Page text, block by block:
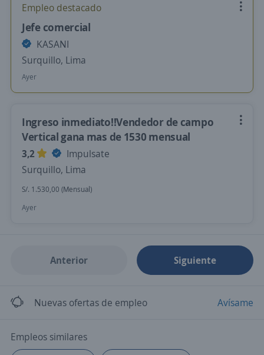
Empleo destacado
Jefe comercial
KASANI
Surquillo, Lima
Ayer
Ingreso inmediato!!Vendedor de campo
Vertical gana mas de 1530 mensual
3,2
Impulsate
Surquillo, Lima
S/. 1.530,00 (Mensual)
Ayer
Anterior Siguiente
Nuevas ofertas de empleo Avísame
Empleos similares